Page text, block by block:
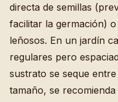
directa de semillas
facilitar la germación)
leñosos. En un jardín
regulares pero
sustrato se seque
tamaño, se